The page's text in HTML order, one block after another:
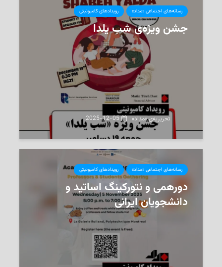
رسانه‌های اجتماعی «مداد» رویدادهای کامیونیتی
جشن ویژه‌ی شب یلدا
تحریریه‌ی «مداد» 2025-12-05
رسانه‌های اجتماعی «مداد» رویدادهای کامیونیتی
دورهمی و نتورکینگ اساتید و
دانشجویان ایرانی